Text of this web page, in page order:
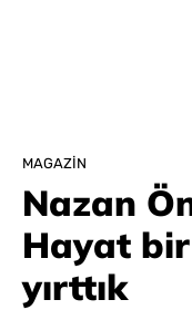
MAGAZIN
Nazan
Hayat
yırttık